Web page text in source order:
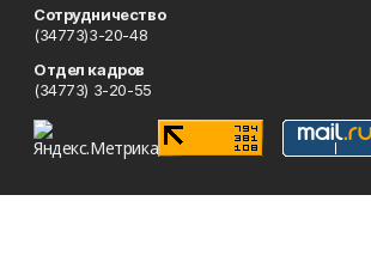
Сотрудничество
(34773)3-20-48
Отдел кадров
(34773) 3-20-55